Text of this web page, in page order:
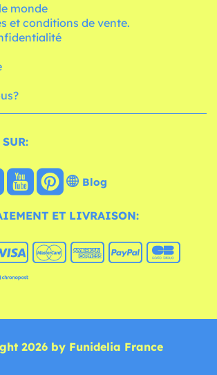
monde
et conditions de vente.
Blog
ET LIVRAISON:
2026 by Funidelia France